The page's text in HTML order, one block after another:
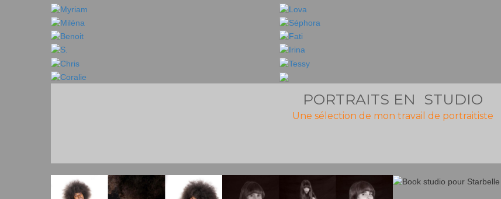
PORTRAITS EN STUDIO
Une sélection de mon travail de portraitiste